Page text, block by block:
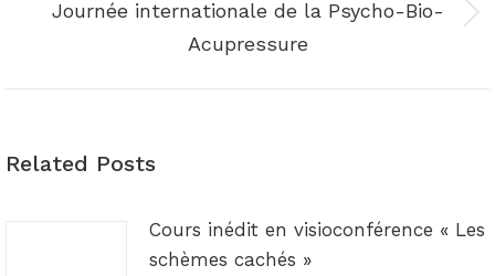
Onglet
suivant
Journée internationale de la Psycho-Bio-
Acupressure
Related Posts
Cours inédit en visioconférence « Les
schèmes cachés »